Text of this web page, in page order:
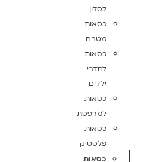
לסלון
כסאות
מטבח
כסאות
לחדרי
ילדים
כסאות
למרפסת
כסאות
פלסטיק
כסאות